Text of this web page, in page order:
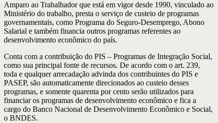
Amparo ao Trabalhador que está em vigor desde 1990, vinculado ao
Ministério do trabalho, presta o serviço de custeio de programas
governamentais, como Programa do Seguro-Desemprego, Abono
Salarial e também financia outros programas referentes ao
desenvolvimento econômico do país.
Conta com a contribuição do PIS – Programas de Integração Social,
como sua principal fonte de recursos. De acordo com o art. 239,
toda e qualquer arrecadação advinda dos contribuintes do PIS e
PASEP, são automaticamente direcionados ao custeio desses
programas, e somente quarenta por cento serão utilizados para
financiar os programas de desenvolvimento econômico e fica a
cargo do Banco Nacional de Desenvolvimento Econômico e Social,
o BNDES.